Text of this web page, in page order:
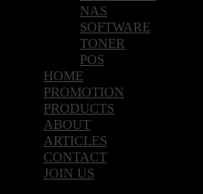
NAS
SOFTWARE
TONER
POS
HOME
PROMOTION
PRODUCTS
ABOUT
ARTICLES
CONTACT
JOIN US